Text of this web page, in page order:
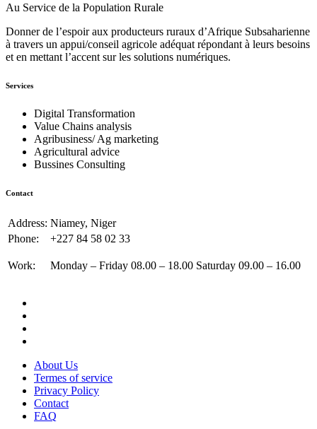
Au Service de la Population Rurale
Donner de l’espoir aux producteurs ruraux d’Afrique Subsaharienne
à travers un appui/conseil agricole adéquat répondant à leurs besoins
et en mettant l’accent sur les solutions numériques.
Services
Digital Transformation
Value Chains analysis
Agribusiness/ Ag marketing
Agricultural advice
Bussines Consulting
Contact
Address: Niamey, Niger
Phone:
+227 84 58 02 33
Work: Monday – Friday 08.00 – 18.00 Saturday 09.00 – 16.00
About Us
Termes of service
Privacy Policy
Contact
FAQ